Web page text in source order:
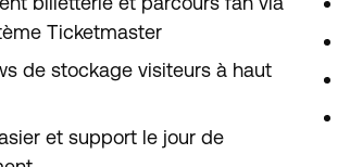
Ticketmaster
de stockage visiteurs à haut
et support le jour de